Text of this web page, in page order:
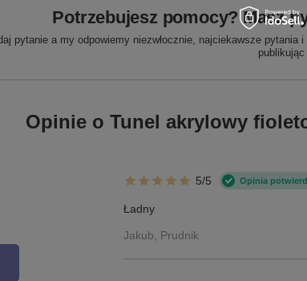
Potrzebujesz pomocy? Masz
pytanie a my odpowiemy niezwłocznie, najciekawsze pytania i
publikując
Opinie o Tunel akrylowy
5/5 Opinia
Ładny
Jakub, Prudnik